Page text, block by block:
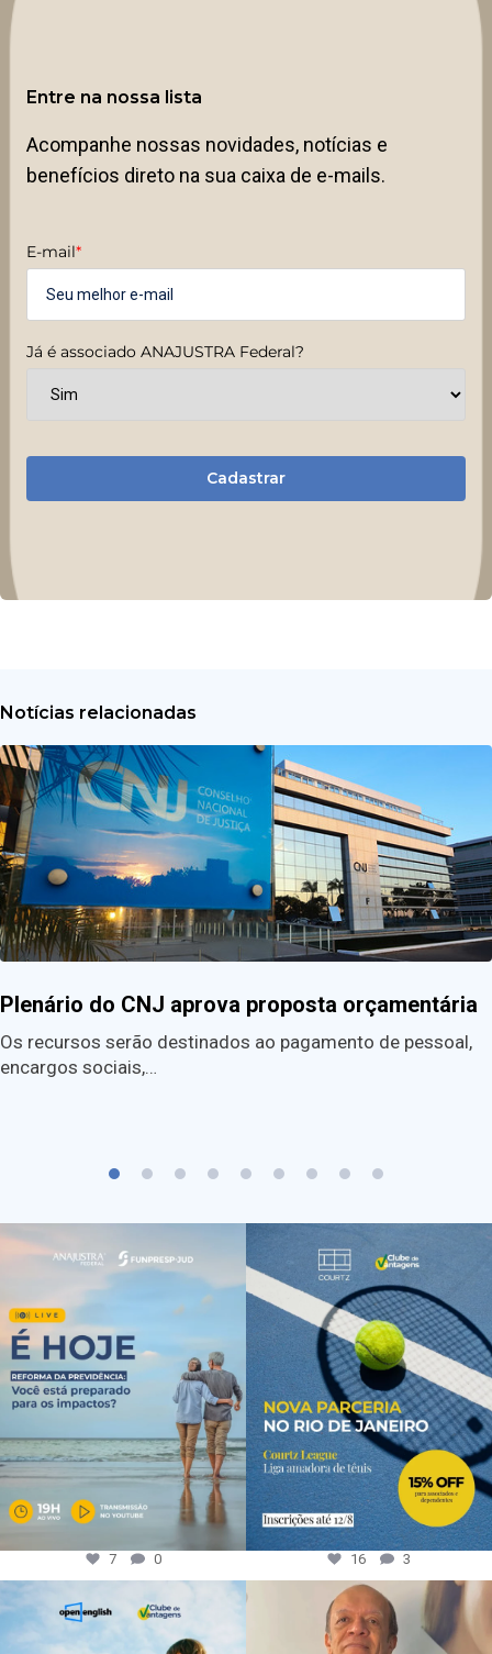
Entre na nossa lista
Acompanhe nossas novidades, notícias e
benefícios direto na sua caixa de e-mails.
E-mail*
Já é associado ANAJUSTRA Federal?
Cadastrar
Notícias relacionadas
Plenário do CNJ aprova proposta orçamentária
Os recursos serão destinados ao pagamento de pessoal,
encargos sociais,…
7 0 16 3